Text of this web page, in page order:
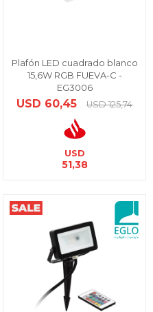
Plafón LED cuadrado blanco
15,6W RGB FUEVA-C -
EG3006
USD 60,45 USD 125,74
USD
51,38